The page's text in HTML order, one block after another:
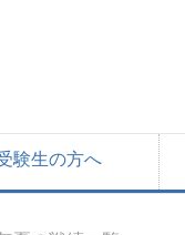
験生の方へ